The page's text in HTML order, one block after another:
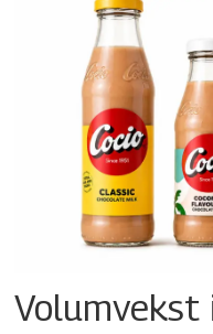
Volumvekst